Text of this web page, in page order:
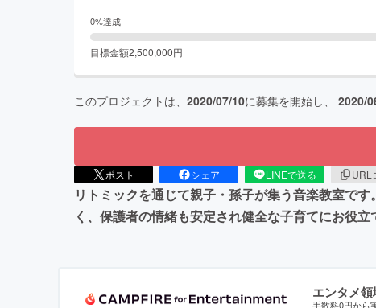
0%達成
目標金額2,500,000円
このプロジェクトは、 2020/07/10に募集を開始し、 2020/
ポスト シェア LINEで送る URL
リトミックを通じて親子・孫子が集う音楽教室で
く、保護者の情緒も安定され健全な子育てにお役
エンタメ
手数料0円から